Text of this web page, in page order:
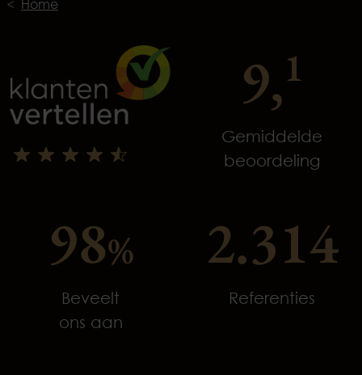
Home
9,1
Gemiddelde
beoordeling
98%
Beveelt
ons aan
2.314
Referenties